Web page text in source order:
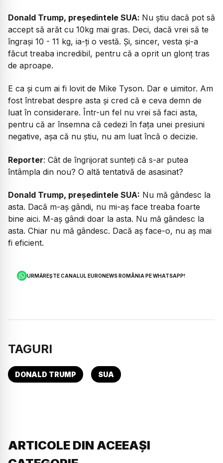
Donald Trump, președintele SUA: Nu știu dacă pot să
accept să arăt cu 10kg mai gras. Deci, dacă vrei să te
îngrași 10 - 11 kg, ia-ți o vestă. Și, sincer, vesta și-a
făcut treaba incredibil, pentru că a oprit un glonț tras
de aproape.
E ca și cum ai fi lovit de Mike Tyson. Dar e uimitor. Am
fost întrebat despre asta și cred că e ceva demn de
luat în considerare. Într-un fel nu vrei să faci asta,
pentru că ar însemna că cedezi în fața unei presiuni
negative, așa că nu știu, nu am luat încă o decizie.
Reporter: Cât de îngrijorat sunteți că s-ar putea
întâmpla din nou? O altă tentativă de asasinat?
Donald Trump, președintele SUA: Nu mă gândesc la
asta. Dacă m-aș gândi, nu mi-aș face treaba foarte
bine aici. M-aș gândi doar la asta. Nu mă gândesc la
asta. Chiar nu mă gândesc. Dacă aș face-o, nu aș mai
fi eficient.
URMĂREȘTE CANALUL EURONEWS ROMÂNIA PE WHATSAPP!
TAGURI
DONALD TRUMP SUA
ARTICOLE DIN ACEEAȘI